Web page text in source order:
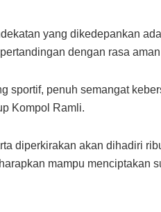
yang dikedepankan
dengan rasa
sportif, penuh semangat
Kompol Ramli.
diperkirakan akan dihadiri
mampu menciptakan